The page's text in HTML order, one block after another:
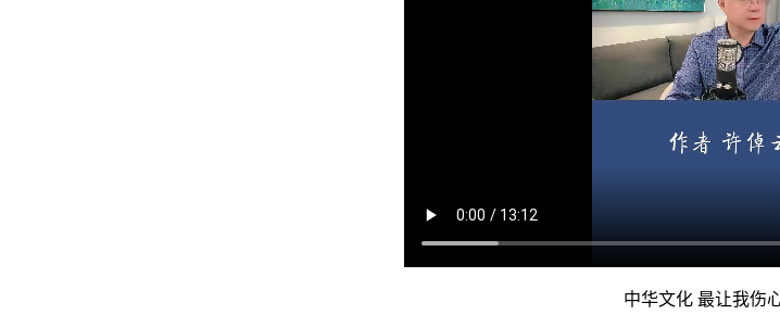
中华文化 最让我伤